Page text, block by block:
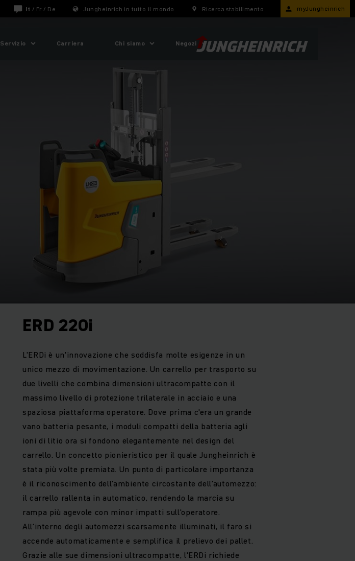
It / Fr / De Jungheinrich in tutto il mondo Ricerca stabilimento myJungheinrich
Servizio Carriera Chi siamo Negozi
ERD 220i
L'ERDi è un'innovazione che soddisfa molte esigenze in un
unico mezzo di movimentazione. Un carrello per trasporto su
due livelli che combina dimensioni ultracompatte con il
massimo livello di protezione trilaterale in acciaio e una
spaziosa piattaforma operatore. Dove prima c'era un grande
vano batteria pesante, i moduli compatti della batteria agli
ioni di litio ora si fondono elegantemente nel design del
carrello. Un concetto pionieristico per il quale Jungheinrich è
stata più volte premiata. Un punto di particolare importanza
è il riconoscimento dell'ambiente circostante dell’automezzo:
il carrello rallenta in automatico, rendendo la marcia su
rampa più agevole con minor impatti sull'operatore.
All'interno degli automezzi scarsamente illuminati, il faro si
accende automaticamente e semplifica il prelievo dei pallet.
Grazie alle sue dimensioni ultracompatte, l'ERDi richiede